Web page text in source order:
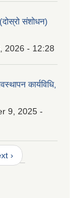
संशोधन)
2026 - 12:28
कार्यविधि,
9, 2025 -
›